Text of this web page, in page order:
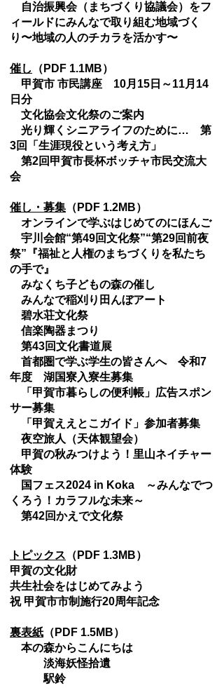
自治振興会（まちづくり協議会）をフ
ィールドにみんなで取り組む地域づく
り〜地域の人のチカラを活かす〜
催し
（PDF 1.1MB）
甲賀市 市民講座 10月15日～11月14
日分
文化協会文化祭のご案内
光り輝くシニアライフのために… 第
3回「生涯現役という考え方」
第2回甲賀市長杯ボッチャ市民交流大
会
催し・募集 （PDF 1.2MB）
オンラインで学ぶはじめてのにほんご
宇川会館“第49回文化祭”“第29回前夜
祭”『福祉と人権のまちづくりを私たち
の手で』
みなくち子どもの森の催し
みんなで稲刈り田んぼアート
碧水荘文化祭
信楽陶器まつり
第43回文化書道展
首都圏で学ぶ学生の皆さんへ 令和7
年度 湖国寮入寮生募集
「甲賀市暮らしの便利帳」広告スポン
サー募集
「甲賀ええとこガイド」参加者募集
夜空旅人（天体観望会）
甲賀の秋みつけよう！里山ネイチャー
体験
国フェス2024 in Koka ～みんなでつ
くろう！カラフルな未来～
第42回かえで文化祭
トピックス （PDF 1.3MB）
甲賀の文化財
共生社会をはじめてみよう
祝 甲賀市市制施行20周年記念
裏表紙 （PDF 1.5MB）
本の森からこんにちは
淡海妖怪拾遺
駅鈴